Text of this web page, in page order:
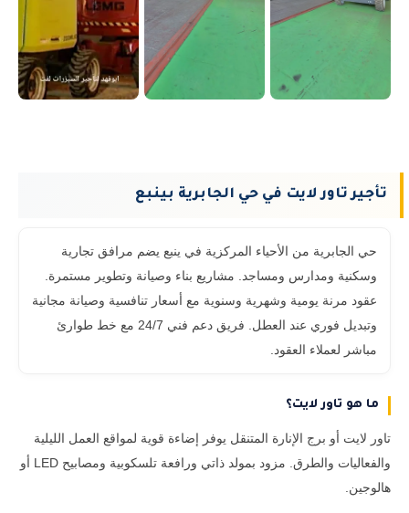
تأجير تاور لايت في حي الجابرية بينبع
حي الجابرية من الأحياء المركزية في ينبع يضم مرافق تجارية
وسكنية ومدارس ومساجد. مشاريع بناء وصيانة وتطوير مستمرة.
عقود مرنة يومية وشهرية وسنوية مع أسعار تنافسية وصيانة مجانية
وتبديل فوري عند العطل. فريق دعم فني 24/7 مع خط طوارئ
مباشر لعملاء العقود.
ما هو تاور لايت؟
تاور لايت أو برج الإنارة المتنقل يوفر إضاءة قوية لمواقع العمل الليلية
والفعاليات والطرق. مزود بمولد ذاتي ورافعة تلسكوبية ومصابيح LED أو
هالوجين.